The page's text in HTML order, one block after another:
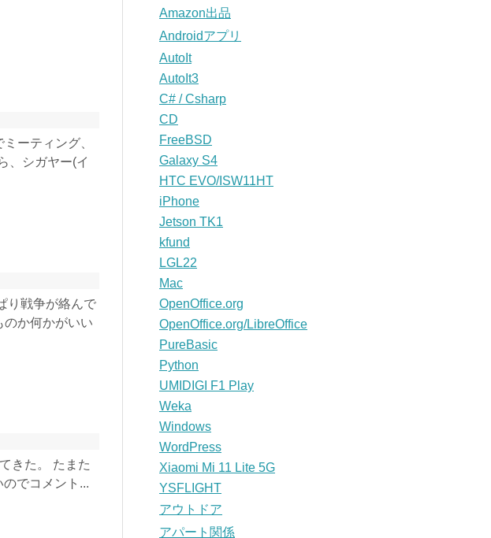
ーティング、
、シガヤー(イ
り戦争が絡んで
のか何かがいい
きた。 たまた
でコメント...
Amazon出品
Androidアプリ
AutoIt
AutoIt3
C# / Csharp
CD
FreeBSD
Galaxy S4
HTC EVO/ISW11HT
iPhone
Jetson TK1
kfund
LGL22
Mac
OpenOffice.org
OpenOffice.org/LibreOffice
PureBasic
Python
UMIDIGI F1 Play
Weka
Windows
WordPress
Xiaomi Mi 11 Lite 5G
YSFLIGHT
アウトドア
アパート関係